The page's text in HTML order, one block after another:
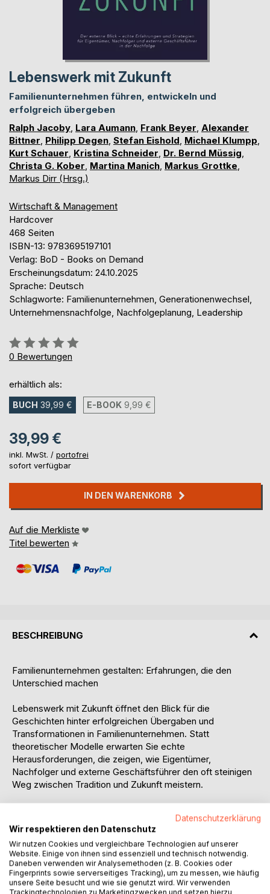
Lebenswerk mit Zukunft
Familienunternehmen führen, entwickeln und
erfolgreich übergeben
Ralph Jacoby Lara Aumann Frank Beyer Alexander
Bittner Philipp Degen Stefan Eishold Michael Klumpp
Kurt Schauer Kristina Schneider Dr. Bernd Müssig
Christa G. Kober Martina Manich Markus Grottke
Markus Dirr (Hrsg.)
Wirtschaft & Management
Hardcover
468 Seiten
ISBN-13: 9783695197101
Verlag: BoD - Books on Demand
Erscheinungsdatum: 24.10.2025
Sprache: Deutsch
Schlagworte: Familienunternehmen, Generationenwechsel,
Unternehmensnachfolge, Nachfolgeplanung, Leadership
Bewertung::
0%
0 Bewertungen
erhältlich als:
BUCH 39,99 € E-BOOK 9,99 €
39,99 €
inkl. MwSt. / portofrei
sofort verfügbar
IN DEN WARENKORB
Auf die Merkliste
Titel bewerten
BESCHREIBUNG
Familienunternehmen gestalten: Erfahrungen, die den
Unterschied machen
Lebenswerk mit Zukunft öffnet den Blick für die
Geschichten hinter erfolgreichen Übergaben und
Transformationen in Familienunternehmen. Statt
theoretischer Modelle erwarten Sie echte
Herausforderungen, die zeigen, wie Eigentümer,
Nachfolger und externe Geschäftsführer den oft steinigen
Weg zwischen Tradition und Zukunft meistern.
Anhand authentischer Fälle erleben Sie, wie Eigentümer
emotionale Hürden
überwinden, wie nächste Generationen ihren eigenen Weg
finden und wie externe Geschäftsführer Vertrauen
aufbauen und Wandel gestalten.
Datenschutzerklärung
Wir respektieren den Datenschutz
Wir nutzen Cookies und vergleichbare Technologien auf unserer
Website. Einige von ihnen sind essenziell und technisch notwendig.
Daneben verwenden wir Analysemethoden (z. B. Cookies oder
Fingerprints sowie serverseitiges Tracking), um zu messen, wie häufig
unsere Seite besucht und wie sie genutzt wird. Wir verwenden
Trackingtechnologien zu Marketingzwecken und setzen hierzu